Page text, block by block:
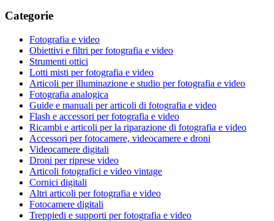
Categorie
Fotografia e video
Obiettivi e filtri per fotografia e video
Strumenti ottici
Lotti misti per fotografia e video
Articoli per illuminazione e studio per fotografia e video
Fotografia analogica
Guide e manuali per articoli di fotografia e video
Flash e accessori per fotografia e video
Ricambi e articoli per la riparazione di fotografia e video
Accessori per fotocamere, videocamere e droni
Videocamere digitali
Droni per riprese video
Articoli fotografici e video vintage
Cornici digitali
Altri articoli per fotografia e video
Fotocamere digitali
Treppiedi e supporti per fotografia e video